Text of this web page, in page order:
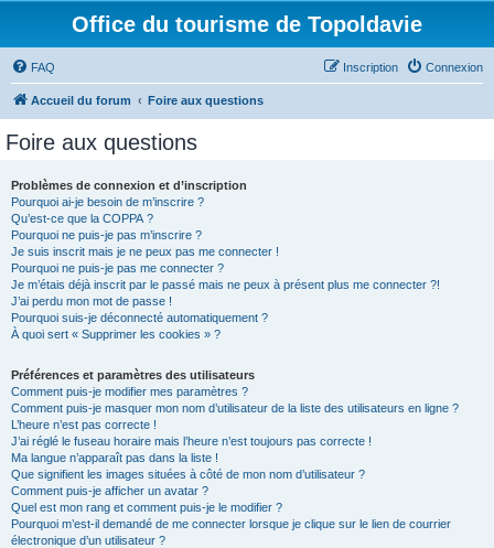
Office du tourisme de Topoldavie
FAQ Connexion
Inscription
Accueil du forum Foire aux questions
Foire aux questions
Problèmes de connexion et d’inscription
Pourquoi ai-je besoin de m’inscrire ?
Qu’est-ce que la COPPA ?
Pourquoi ne puis-je pas m’inscrire ?
Je suis inscrit mais je ne peux pas me connecter !
Pourquoi ne puis-je pas me connecter ?
Je m’étais déjà inscrit par le passé mais ne peux à présent plus me connecter ?!
J’ai perdu mon mot de passe !
Pourquoi suis-je déconnecté automatiquement ?
À quoi sert « Supprimer les cookies » ?
Préférences et paramètres des utilisateurs
Comment puis-je modifier mes paramètres ?
Comment puis-je masquer mon nom d’utilisateur de la liste des utilisateurs en ligne ?
L’heure n’est pas correcte !
J’ai réglé le fuseau horaire mais l’heure n’est toujours pas correcte !
Ma langue n’apparaît pas dans la liste !
Que signifient les images situées à côté de mon nom d’utilisateur ?
Comment puis-je afficher un avatar ?
Quel est mon rang et comment puis-je le modifier ?
Pourquoi m’est-il demandé de me connecter lorsque je clique sur le lien de courrier
électronique d’un utilisateur ?